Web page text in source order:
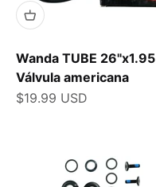
Wanda TUBE 26"x1.95
Válvula americana
Precio de oferta
$19.99 USD